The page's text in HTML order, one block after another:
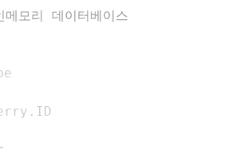
모리 데이터베이스
.